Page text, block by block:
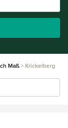
Maß Krickelberg